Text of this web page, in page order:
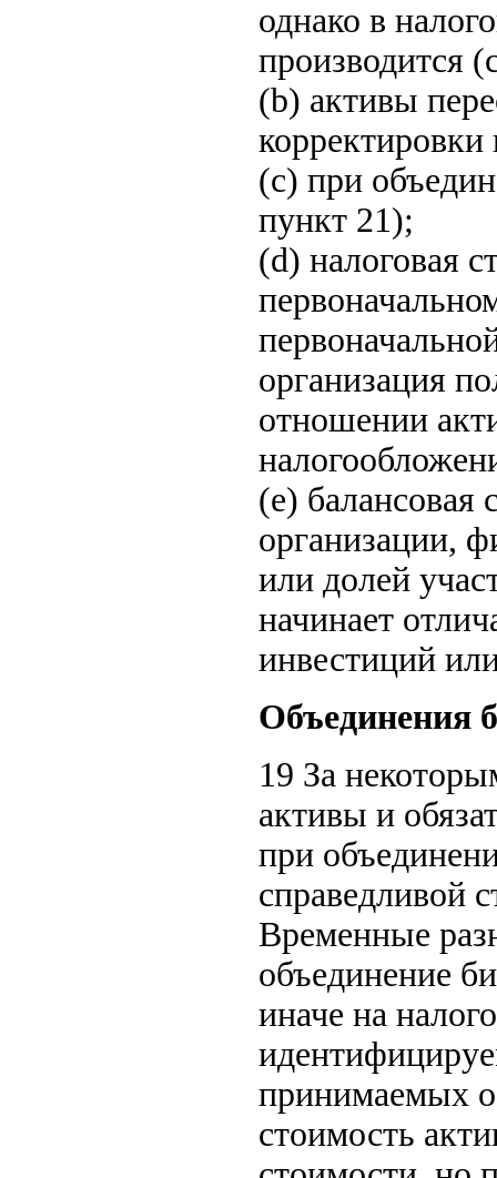
однако в
производится
(b) активы
(c) при
пункт 21);
(d) налоговая
организация
отношении
(e) балансовая
организации,
или долей
начинает
инвестиций
Объединения
19 За
активы и
при
справедливой
Временные
объединение
иначе на
принимаемых
стоимость